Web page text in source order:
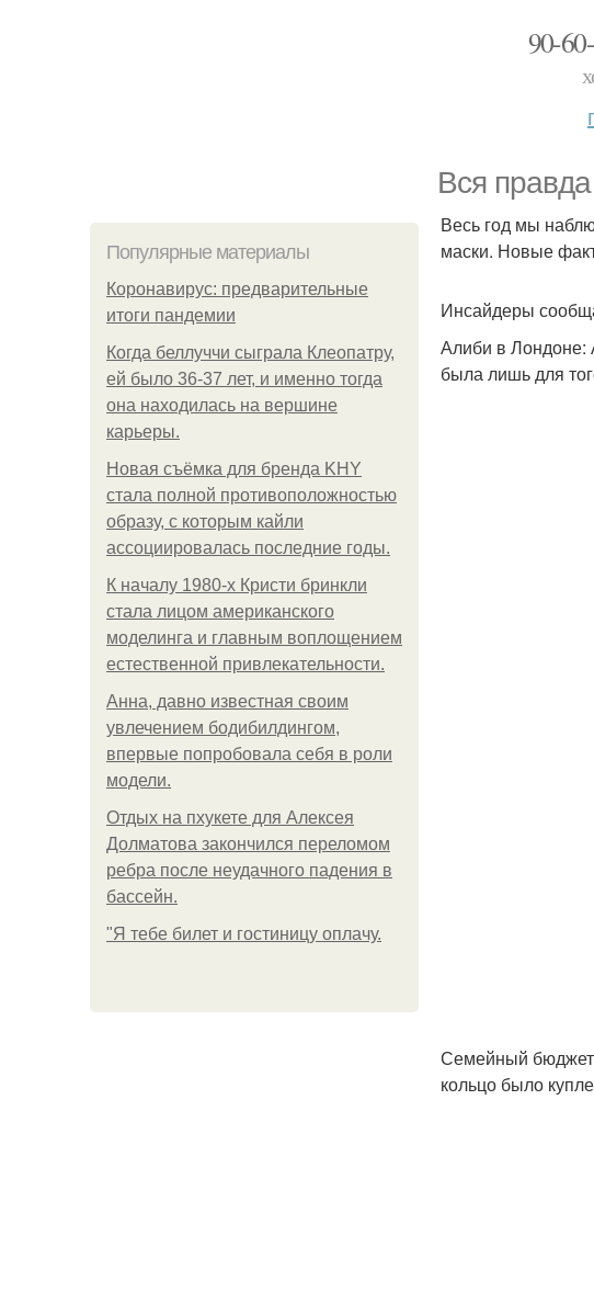
90-
Вся
Популярные материалы
Коронавирус: предварительные
итоги пандемии
Когда беллуччи сыграла Клеопатру,
ей было 36-37 лет, и именно тогда
она находилась на вершине
карьеры.
Новая съёмка для бренда KHY
стала полной противоположностью
образу, с которым кайли
ассоциировалась последние годы.
К началу 1980-х Кристи бринкли
стала лицом американского
моделинга и главным воплощением
естественной привлекательности.
Анна, давно известная своим
увлечением бодибилдингом,
впервые попробовала себя в роли
модели.
Отдых на пхукете для Алексея
Долматова закончился переломом
ребра после неудачного падения в
бассейн.
"Я тебе билет и гостиницу оплачу.
Весь год мы
маски. Новые
Инсайдеры
Алиби в Лондоне:
была лишь для
Семейный
кольцо было